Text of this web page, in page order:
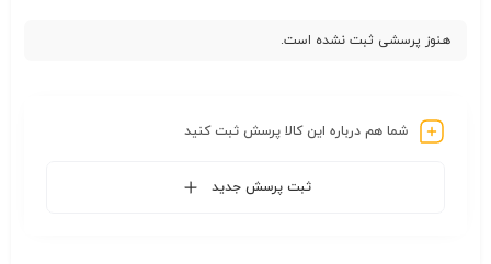
هنوز پرسشی ثبت نشده است.
شما هم درباره این کالا پرسش ثبت کنید
ثبت پرسش جدید